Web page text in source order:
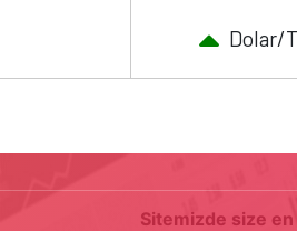
Dolar/
Sitemizde size